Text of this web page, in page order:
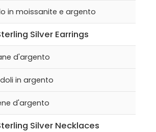
in moissanite e argento
Silver Earrings
d'argento
in argento
d'argento
Silver Necklaces